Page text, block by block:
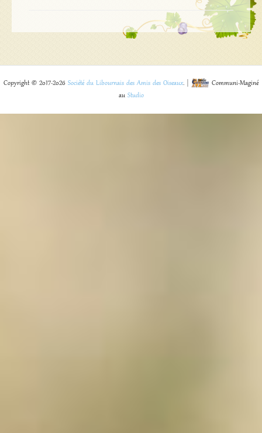
Copyright © 2017-2026 Société du Libournais des Amis des Oiseaux. |
Communi-Maginé
au Studio